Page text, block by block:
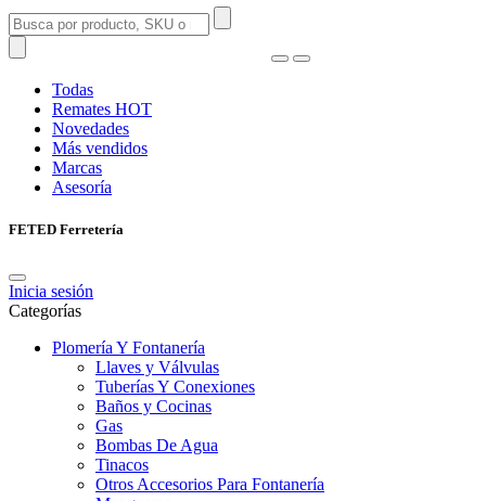
Todas
Remates HOT
Novedades
Más vendidos
Marcas
Asesoría
FETED Ferretería
Inicia sesión
Categorías
Plomería Y Fontanería
Llaves y Válvulas
Tuberías Y Conexiones
Baños y Cocinas
Gas
Bombas De Agua
Tinacos
Otros Accesorios Para Fontanería